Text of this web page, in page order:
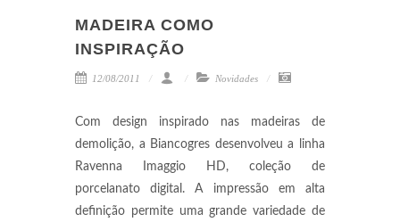
MADEIRA COMO
INSPIRAÇÃO
12/08/2011 Novidades
Com design inspirado nas madeiras de
demolição, a Biancogres desenvolveu a linha
Ravenna Imaggio HD, coleção de
porcelanato digital. A impressão em alta
definição permite uma grande variedade de